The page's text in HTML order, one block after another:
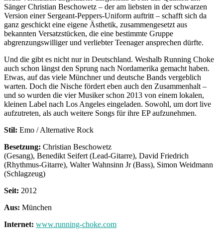
Sänger Christian Beschowetz – der am liebsten in der schwarzen
Version einer Sergeant-Peppers-Uniform auftritt – schafft sich da
ganz geschickt eine eigene Ästhetik, zusammengesetzt aus
bekannten Versatzstücken, die eine bestimmte Gruppe
abgrenzungswilliger und verliebter Teenager ansprechen dürfte.
Und die gibt es nicht nur in Deutschland. Weshalb Running Choke
auch schon längst den Sprung nach Nordamerika gemacht haben.
Etwas, auf das viele Münchner und deutsche Bands vergeblich
warten. Doch die Nische fördert eben auch den Zusammenhalt –
und so wurden die vier Musiker schon 2013 von einem lokalen,
kleinen Label nach Los Angeles eingeladen. Sowohl, um dort live
aufzutreten, als auch weitere Songs für ihre EP aufzunehmen.
Stil: Emo / Alternative Rock
Besetzung: Christian Beschowetz
(Gesang), Benedikt Seifert (Lead-Gitarre), David Friedrich
(Rhythmus-Gitarre), Walter Wahnsinn Jr (Bass), Simon Weidmann
(Schlagzeug)
Seit: 2012
Aus: München
Internet: www.running-choke.com